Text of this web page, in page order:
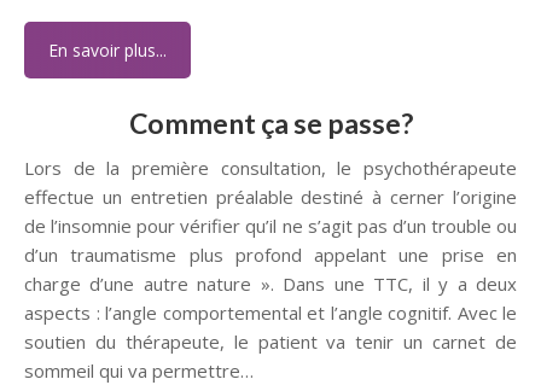
En savoir plus...
Comment ça se passe?
Lors de la première consultation, le psychothérapeute
effectue un entretien préalable destiné à cerner l’origine
de l’insomnie pour vérifier qu’il ne s’agit pas d’un trouble ou
d’un traumatisme plus profond appelant une prise en
charge d’une autre nature ». Dans une TTC, il y a deux
aspects : l’angle comportemental et l’angle cognitif. Avec le
soutien du thérapeute, le patient va tenir un carnet de
sommeil qui va permettre…